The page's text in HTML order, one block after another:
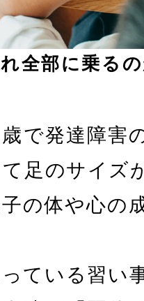
れ全部に乗る
で発達障害
足のサイズ
の体や心の
ている習い